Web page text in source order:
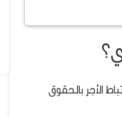
الأجر بالحقوق